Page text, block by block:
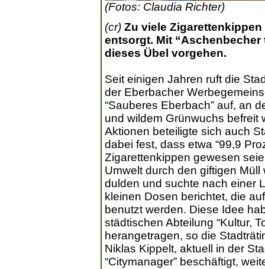
(Fotos: Claudia Richter)
(cr) Zu viele
entsorgt. Mit
dieses Übel vorgehen.
Seit einigen Jahren ruft die
der Eberbacher
“Sauberes Eberbach” auf, an
und wildem Grünwuchs befreit
Aktionen beteiligte sich auch
dabei fest, dass etwa “99,9
Zigarettenkippen gewesen
Umwelt durch den giftigen
dulden und suchte nach einer
kleinen Dosen berichtet, die
benutzt werden. Diese Idee
städtischen Abteilung “Kultur,
herangetragen, so die
Niklas Kippelt, aktuell in der
“Citymanager” beschäftigt,